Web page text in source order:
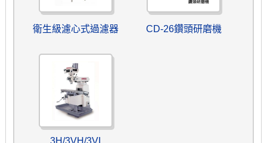
衛生級濾心式過濾器 CD-26鑽頭研磨機
3H/3VH/3VI